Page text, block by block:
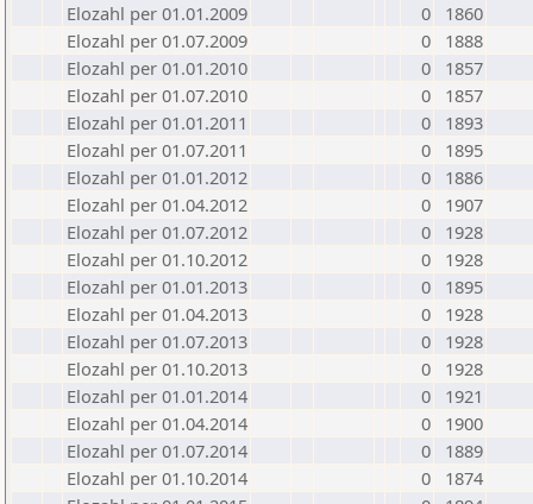
Elozahl per 01.01.2009
0
1860
Elozahl per 01.07.2009
0
1888
Elozahl per 01.01.2010
0
1857
Elozahl per 01.07.2010
0
1857
Elozahl per 01.01.2011
0
1893
Elozahl per 01.07.2011
0
1895
Elozahl per 01.01.2012
0
1886
Elozahl per 01.04.2012
0
1907
Elozahl per 01.07.2012
0
1928
Elozahl per 01.10.2012
0
1928
Elozahl per 01.01.2013
0
1895
Elozahl per 01.04.2013
0
1928
Elozahl per 01.07.2013
0
1928
Elozahl per 01.10.2013
0
1928
Elozahl per 01.01.2014
0
1921
Elozahl per 01.04.2014
0
1900
Elozahl per 01.07.2014
0
1889
Elozahl per 01.10.2014
0
1874